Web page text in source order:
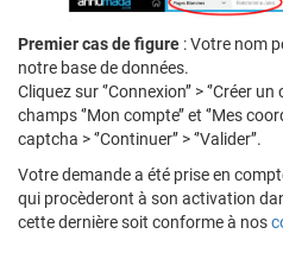
Premier cas de figure : Votre nom
notre base de données.
Cliquez sur ‘’Connexion’’ > ‘’Créer
champs ‘’Mon compte’’ et ‘’Mes
captcha > ‘’Continuer’’ > ‘’Valider’’.
Votre demande a été prise en
qui procèderont à son activation
cette dernière soit conforme à nos